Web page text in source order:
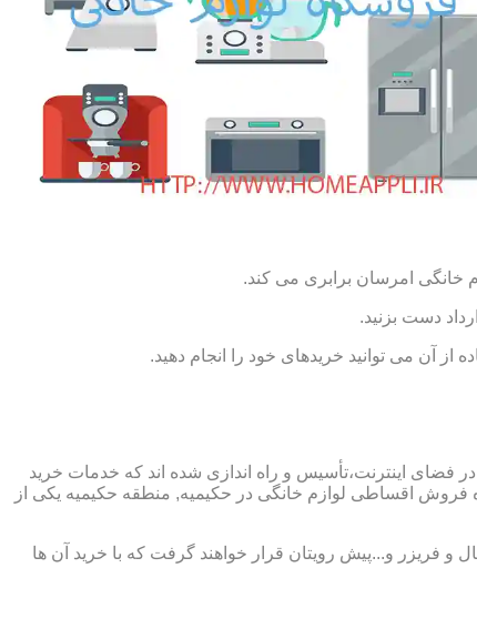
خانگی امرسان برابری می کند.
دست بزنید.
آن می توانید خریدهای خود را انجام دهید.
فضای اینترنت،تأسیس و راه اندازی شده اند که خدمات خرید
اقساطی لوازم خانگی در حکیمیه, منطقه حکیمیه یکی از
و فریزر و...پیش رویتان قرار خواهند گرفت که با خرید آن ها